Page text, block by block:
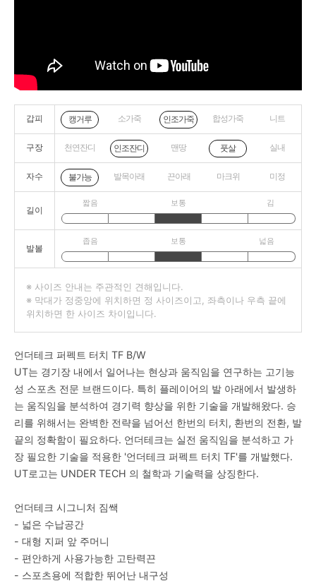
갑피 캥거루 소가죽 인조가죽 합성가죽 니트
구장 천연잔디 인조잔디 맨땅 풋살 실내
자수 불가능 발목아래 끈아래 마크위 미정
길이
짧음 보통 김
발볼
좁음 보통 넓음
※ 사이즈 안내는 주관적인 견해입니다.
※ 막대가 정중앙에 위치하면 정 사이즈이고, 좌측이나 우측 끝에
위치하면 한 사이즈 차이입니다.
언더테크 퍼펙트 터치 TF B/W
UT는 경기장 내에서 일어나는 현상과 움직임을 연구하는 고기능
성 스포츠 전문 브랜드이다. 특히 플레이어의 발 아래에서 발생하
는 움직임을 분석하여 경기력 향상을 위한 기술을 개발해왔다. 승
리를 위해서는 완벽한 전략을 넘어선 한번의 터치, 환번의 전환, 발
끝의 정확함이 필요하다. 언더테크는 실전 움직임을 분석하고 가
장 필요한 기술을 적용한 '언더테크 퍼펙트 터치 TF'를 개발했다.
UT로고는 UNDER TECH 의 철학과 기술력을 상징한다.
언더테크 시그니처 짐쌕
- 넓은 수납공간
- 대형 지퍼 앞 주머니
- 편안하게 사용가능한 고탄력끈
- 스포츠용에 적합한 뛰어난 내구성